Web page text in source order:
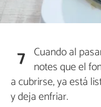
7 Cuando al
notes que el
a cubrirse, ya está
y deja enfriar.